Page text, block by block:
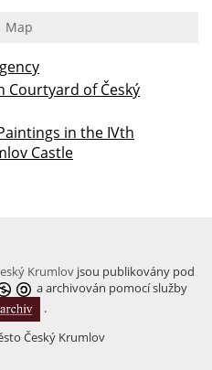
Map
Courtyard of Český
in the IVth
Castle
Krumlov jsou publikovány pod
a archivován pomocí služby
.
Český Krumlov